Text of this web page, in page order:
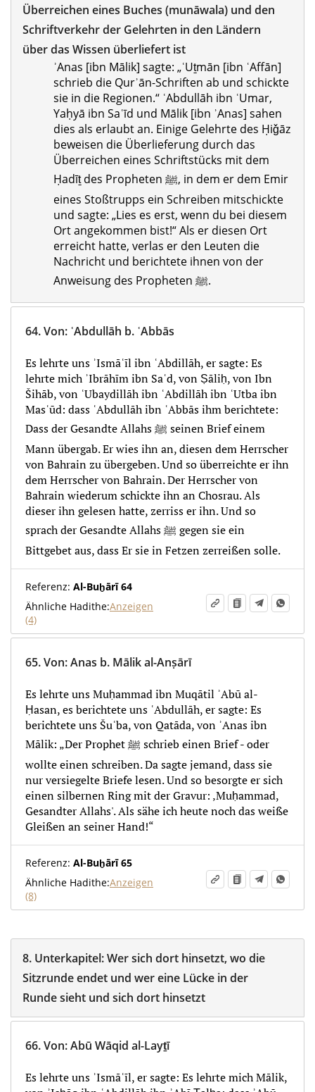
Überreichen eines Buches (munāwala) und den
Schriftverkehr der Gelehrten in den Ländern
über das Wissen überliefert ist
ʾAnas [ibn Mālik] sagte: „ʿUṯmān [ibn ʿAffān]
schrieb die Qurʾān-Schriften ab und schickte
sie in die Regionen.“ ʿAbdullāh ibn ʿUmar,
Yaḥyā ibn Saʿīd und Mālik [ibn ʾAnas] sahen
dies als erlaubt an. Einige Gelehrte des Ḥiǧāz
beweisen die Überlieferung durch das
Überreichen eines Schriftstücks mit dem
Ḥadīṯ des Propheten ﷺ, in dem er dem Emir
eines Stoßtrupps ein Schreiben mitschickte
und sagte: „Lies es erst, wenn du bei diesem
Ort angekommen bist!“ Als er diesen Ort
erreicht hatte, verlas er den Leuten die
Nachricht und berichtete ihnen von der
Anweisung des Propheten ﷺ.
64.Von: ʿAbdullāh b. ʿAbbās
Es lehrte uns ʾIsmāʿīl ibn ʿAbdillāh, er sagte: Es
lehrte mich ʾIbrāhīm ibn Saʿd, von Ṣāliḥ, von Ibn
Šihāb, von ʿUbaydillāh ibn ʿAbdillāh ibn ʿUtba ibn
Masʿūd: dass ʿAbdullāh ibn ʿAbbās ihm berichtete:
Dass der Gesandte Allahs ﷺ seinen Brief einem
Mann übergab. Er wies ihn an, diesen dem Herrscher
von Bahrain zu übergeben. Und so überreichte er ihn
dem Herrscher von Bahrain. Der Herrscher von
Bahrain wiederum schickte ihn an Chosrau. Als
dieser ihn gelesen hatte, zerriss er ihn. Und so
sprach der Gesandte Allahs ﷺ gegen sie ein
Bittgebet aus, dass Er sie in Fetzen zerreißen solle.
Referenz: Al-Buḫārī 64
Ähnliche Hadithe:Anzeigen
(4)
65.Von:Anas b. Mālik al-Anṣārī
Es lehrte uns Muḥammad ibn Muqātil ʾAbū al-
Ḥasan, es berichtete uns ʿAbdullāh, er sagte: Es
berichtete uns Šuʿba, von Qatāda, von ʾAnas ibn
Mālik: „Der Prophet ﷺ schrieb einen Brief - oder
wollte einen schreiben. Da sagte jemand, dass sie
nur versiegelte Briefe lesen. Und so besorgte er sich
einen silbernen Ring mit der Gravur: ‚Muḥammad,
Gesandter Allahs'. Als sähe ich heute noch das weiße
Gleißen an seiner Hand!“
Referenz: Al-Buḫārī 65
Ähnliche Hadithe:Anzeigen
(8)
8. Unterkapitel:Wer sich dort hinsetzt, wo die
Sitzrunde endet und wer eine Lücke in der
Runde sieht und sich dort hinsetzt
66.Von:Abū Wāqid al-Layṯī
Es lehrte uns ʾIsmāʿīl, er sagte: Es lehrte mich Mālik,